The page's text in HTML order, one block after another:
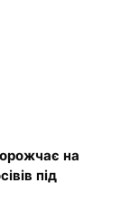
на
під